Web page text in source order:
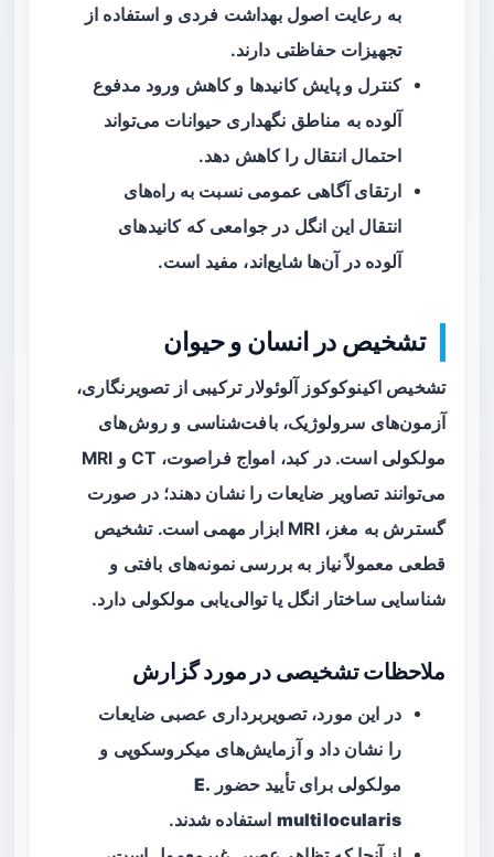
به رعایت اصول بهداشت فردی و استفاده از
تجهیزات حفاظتی دارند.
کنترل و پایش کانیدها و کاهش ورود مدفوع
آلوده به مناطق نگهداری حیوانات می‌تواند
احتمال انتقال را کاهش دهد.
ارتقای آگاهی عمومی نسبت به راه‌های
انتقال این انگل در جوامعی که کانیدهای
آلوده در آن‌ها شایع‌اند، مفید است.
تشخیص در انسان و حیوان
تشخیص اکینوکوکوز آلوئولار ترکیبی از تصویرنگاری،
آزمون‌های سرولوژیک، بافت‌شناسی و روش‌های
مولکولی است. در کبد، امواج فراصوت، CT و MRI
می‌توانند تصاویر ضایعات را نشان دهند؛ در صورت
گسترش به مغز، MRI ابزار مهمی است. تشخیص
قطعی معمولاً نیاز به بررسی نمونه‌های بافتی و
شناسایی ساختار انگل یا توالی‌یابی مولکولی دارد.
ملاحظات تشخیصی در مورد گزارش
در این مورد، تصویربرداری عصبی ضایعات
را نشان داد و آزمایش‌های میکروسکوپی و
مولکولی برای تأیید حضور E.
multilocularis استفاده شدند.